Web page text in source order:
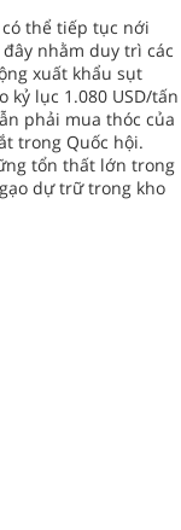
thể tiếp tục nới
nhằm duy trì các
xuất khẩu sụt
kỷ lục 1.080 USD/tấn
phải mua thóc của
trong Quốc hội.
tổn thất lớn trong
dự trữ trong kho